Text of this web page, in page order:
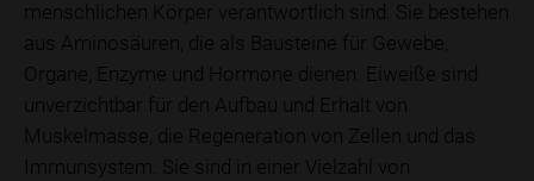
menschlichen Körper verantwortlich sind. Sie bestehen
aus Aminosäuren, die als Bausteine für Gewebe,
Organe, Enzyme und Hormone dienen. Eiweiße sind
unverzichtbar für den Aufbau und Erhalt von
Muskelmasse, die Regeneration von Zellen und das
Immunsystem. Sie sind in einer Vielzahl von